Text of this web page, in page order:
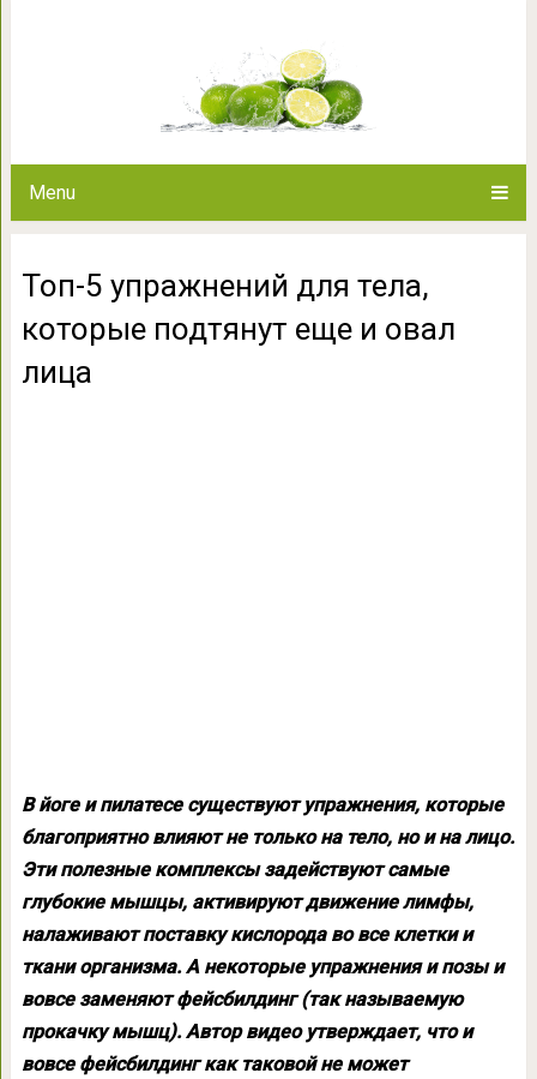
Menu
Топ-5 упражнений для тела,
которые подтянут еще и овал
лица
В йоге и пилатесе существуют упражнения, которые
благоприятно влияют не только на тело, но и на лицо.
Эти полезные комплексы задействуют самые
глубокие мышцы, активируют движение лимфы,
налаживают поставку кислорода во все клетки и
ткани организма. А некоторые упражнения и позы и
вовсе заменяют фейсбилдинг (так называемую
прокачку мышц). Автор видео утверждает, что и
вовсе фейсбилдинг как таковой не может